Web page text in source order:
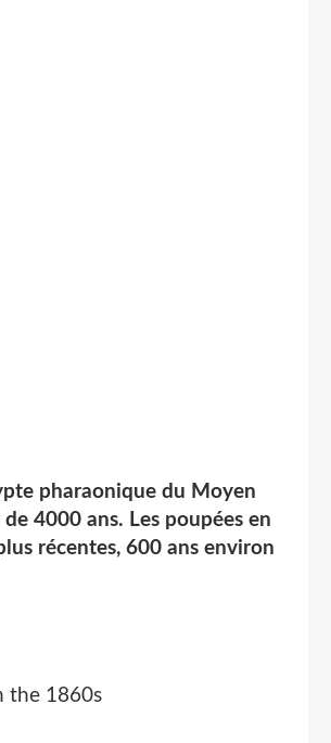
pharaonique du Moyen
4000 ans. Les poupées en
récentes, 600 ans environ